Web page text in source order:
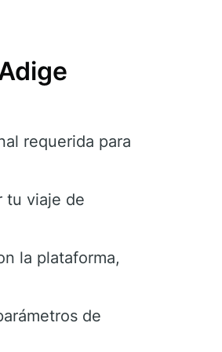
requerida para
tu viaje de
la plataforma,
de